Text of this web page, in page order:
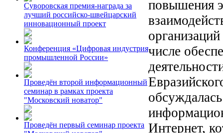
Суворовская премия-награда за
лучший российско-швейцарский
инновационный проект
Конференция «Цифровая индустрия
промышленной России»
Проведён второй информационный
семинар в рамках проекта
"Московский новатор"
Проведён первый семинар проекта
повышения
числе
Интернет,